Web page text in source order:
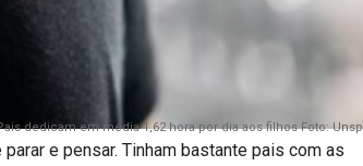
dedicam em média 1,62 hora por dia aos filhos Foto:
e pensar. Tinham bastante pais com as